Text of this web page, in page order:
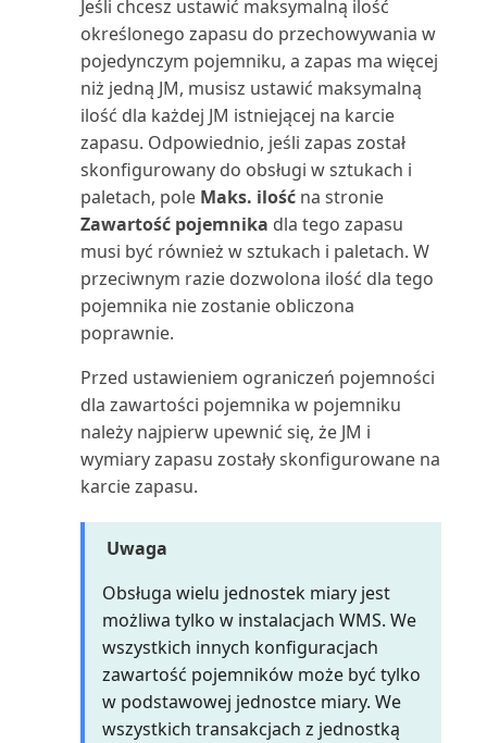
Sprzedaż nabywcy/zapasu
(raport)
Sprzedaż zapasów nabywcom
(raport)
Stan (raport)
Stan wysyłki magazynowej
(raport)
Statystyka sprzedaży (raport)
Statystyka zlecenia
produkcyjnego (raport)
Statystyki zakupów (raport)
Struktura wiekowa zapasów:
Struktura wiekowa zapasów:
wartość (raport)
Substytuty zapasów (raport)
Jeśli chcesz ustawić maksymalną ilość
określonego zapasu do przechowywania w
pojedynczym pojemniku, a zapas ma więcej
niż jedną JM, musisz ustawić maksymalną
ilość dla każdej JM istniejącej na karcie
zapasu. Odpowiednio, jeśli zapas został
skonfigurowany do obsługi w sztukach i
paletach, pole Maks. ilośćna stronie
Zawartość pojemnika dla tego zapasu
musi być również w sztukach i paletach. W
przeciwnym razie dozwolona ilość dla tego
pojemnika nie zostanie obliczona
poprawnie.
Przed ustawieniem ograniczeń pojemności
dla zawartości pojemnika w pojemniku
należy najpierw upewnić się, że JM i
wymiary zapasu zostały skonfigurowane na
karcie zapasu.
Uwaga
Obsługa wielu jednostek miary jest
możliwa tylko w instalacjach WMS. We
wszystkich innych konfiguracjach
zawartość pojemników może być tylko
w podstawowej jednostce miary. We
wszystkich transakcjach z jednostką